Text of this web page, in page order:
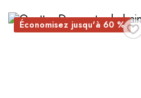
Économisez jusqu'à 60 %